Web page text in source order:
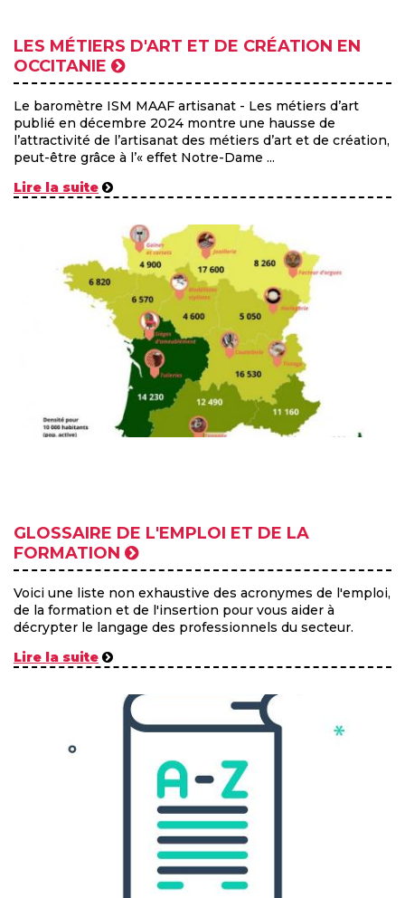
LES MÉTIERS D'ART ET DE CRÉATION EN
OCCITANIE
Le baromètre ISM MAAF artisanat - Les métiers d’art
publié en décembre 2024 montre une hausse de
l’attractivité de l’artisanat des métiers d’art et de création,
peut-être grâce à l’« effet Notre-Dame ...
Lire la suite
GLOSSAIRE DE L'EMPLOI ET DE LA
FORMATION
Voici une liste non exhaustive des acronymes de l'emploi,
de la formation et de l'insertion pour vous aider à
décrypter le langage des professionnels du secteur.
Lire la suite